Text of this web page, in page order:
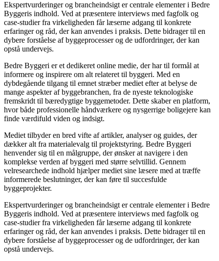
Ekspertvurderinger og brancheindsigt er centrale elementer i Bedre
Byggeris indhold. Ved at præsentere interviews med fagfolk og
case-studier fra virkeligheden får læserne adgang til konkrete
erfaringer og råd, der kan anvendes i praksis. Dette bidrager til en
dybere forståelse af byggeprocesser og de udfordringer, der kan
opstå undervejs.
Bedre Byggeri er et dedikeret online medie, der har til formål at
informere og inspirere om alt relateret til byggeri. Med en
dybdegående tilgang til emnet stræber mediet efter at belyse de
mange aspekter af byggebranchen, fra de nyeste teknologiske
fremskridt til bæredygtige byggemetoder. Dette skaber en platform,
hvor både professionelle håndværkere og nysgerrige boligejere kan
finde værdifuld viden og indsigt.
Mediet tilbyder en bred vifte af artikler, analyser og guides, der
dækker alt fra materialevalg til projektstyring. Bedre Byggeri
henvender sig til en målgruppe, der ønsker at navigere i den
komplekse verden af byggeri med større selvtillid. Gennem
velresearchede indhold hjælper mediet sine læsere med at træffe
informerede beslutninger, der kan føre til succesfulde
byggeprojekter.
Ekspertvurderinger og brancheindsigt er centrale elementer i Bedre
Byggeris indhold. Ved at præsentere interviews med fagfolk og
case-studier fra virkeligheden får læserne adgang til konkrete
erfaringer og råd, der kan anvendes i praksis. Dette bidrager til en
dybere forståelse af byggeprocesser og de udfordringer, der kan
opstå undervejs.